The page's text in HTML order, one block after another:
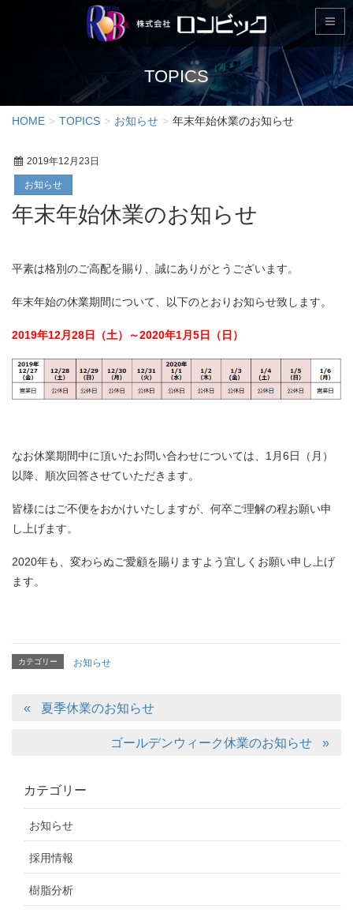
TOPICS
HOME TOPICS お知らせ 年末年始休業のお知らせ
2019年12月23日
お知らせ
年末年始休業のお知らせ
平素は格別のご高配を賜り、誠にありがとうございます。
年末年始の休業期間について、以下のとおりお知らせ致します。
2019年12月28日（土）～2020年1月5日（日）
なお休業期間中に頂いたお問い合わせについては、1月6日（月）
以降、順次回答させていただきます。
皆様にはご不便をおかけいたしますが、何卒ご理解の程お願い申
し上げます。
2020年も、変わらぬご愛顧を賜りますよう宜しくお願い申し上げ
ます。
カテゴリー お知らせ
夏季休業のお知らせ
ゴールデンウィーク休業のお知らせ
カテゴリー
お知らせ
採用情報
樹脂分析